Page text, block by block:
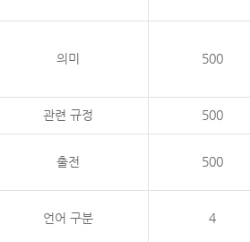
의미 500
관련 규정 500
출전 500
언어 구분 4